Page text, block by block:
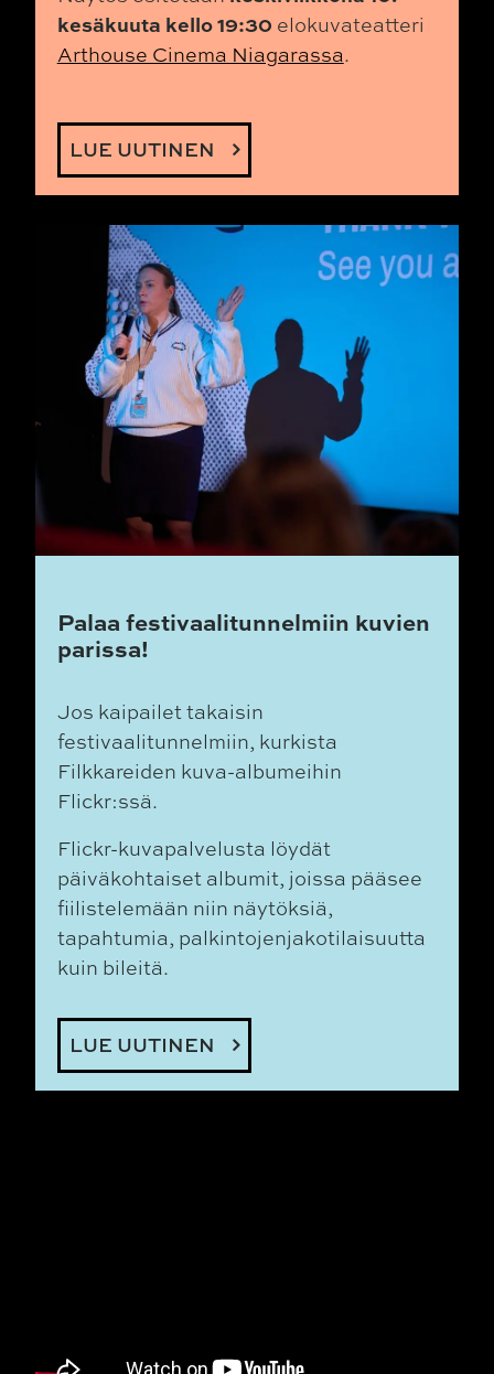
kesäkuuta kello 19:30 elokuvateatteri
Arthouse Cinema Niagarassa.
LUE UUTINEN
Palaa festivaalitunnelmiin kuvien
parissa!
Jos kaipailet takaisin
festivaalitunnelmiin, kurkista
Filkkareiden kuva-albumeihin
Flickr:ssä.
Flickr-kuvapalvelusta löydät
päiväkohtaiset albumit, joissa pääsee
fiilistelemään niin näytöksiä,
tapahtumia, palkintojenjakotilaisuutta
kuin bileitä.
LUE UUTINEN